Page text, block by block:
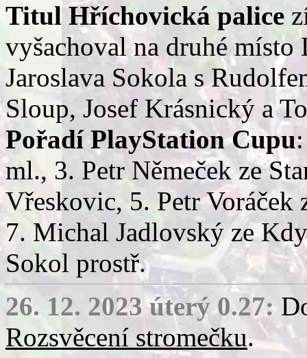
Titul Hříchovická palice
vyšachoval na druhé
Jaroslava Sokola s
Sloup, Josef Krásnický a
Pořadí PlayStation Cupu
ml., 3. Petr Němeček ze
Vřeskovic, 5. Petr Voráček
7. Michal Jadlovský ze
Sokol prostř.
26. 12. 2023 úterý 0.27:
Rozsvěcení stromečku.